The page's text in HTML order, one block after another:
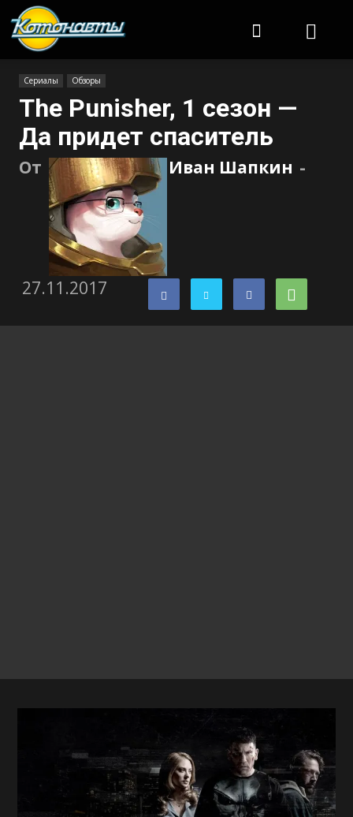
Сериалы Обзоры
The Punisher, 1 сезон —
Да придет спаситель
От Иван Шапкин -
27.11.2017